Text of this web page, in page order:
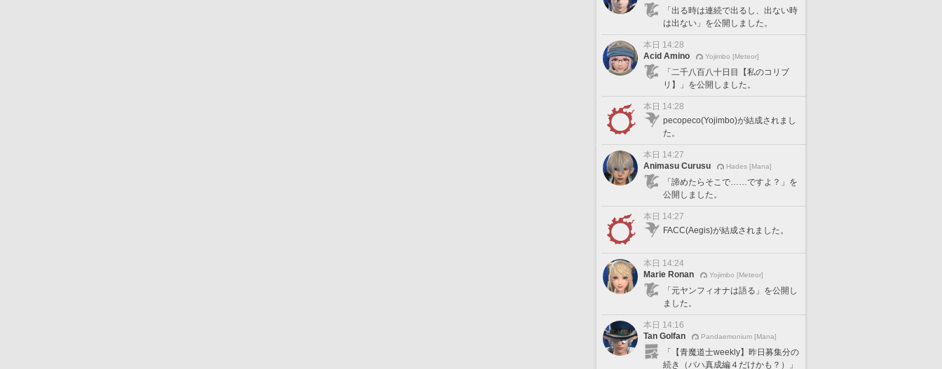
「出る時は連続で出るし、出ない時
は出ない」を公開しました。
本日 14:28
Acid Amino
Yojimbo [Meteor]
「二千八百八十日目【私のコリブ
リ】」を公開しました。
本日 14:28
pecopeco(Yojimbo)が結成されまし
た。
本日 14:27
Animasu Curusu
Hades [Mana]
「諦めたらそこで……ですよ？」を
公開しました。
本日 14:27
FACC(Aegis)が結成されました。
本日 14:24
Marie Ronan
Yojimbo [Meteor]
「元ヤンフィオナは語る」を公開し
ました。
本日 14:16
Tan Golfan
Pandaemonium [Mana]
「【青魔道士weekly】昨日募集分の
続き（バハ真成編４だけかも？）」